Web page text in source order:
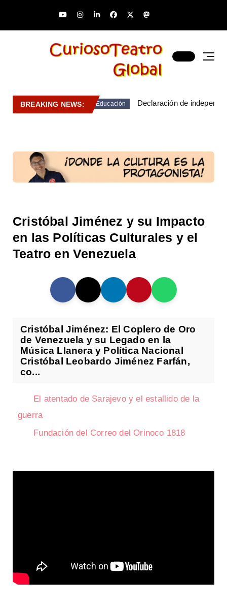
BREAKING NEWS: Educación Declaración de
Cristóbal Jiménez y su Impacto
en las Políticas Culturales y el
Teatro en Venezuela
Cristóbal Jiménez: El Coplero de Oro
de Venezuela y su Legado en la
Música Llanera y Política Nacional
Cristóbal Leobardo Jiménez Farfán,
co...
El atentado de Sarajevo y el estallido de la
guerra
Fundación del Correo del Orinoco 1818